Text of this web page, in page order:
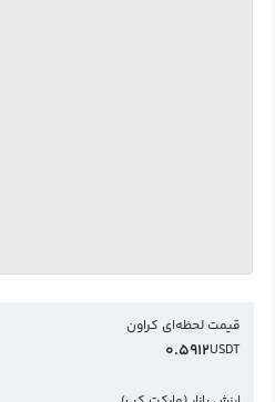
قیمت لحظه‌ای کراون
USDT
0.5912